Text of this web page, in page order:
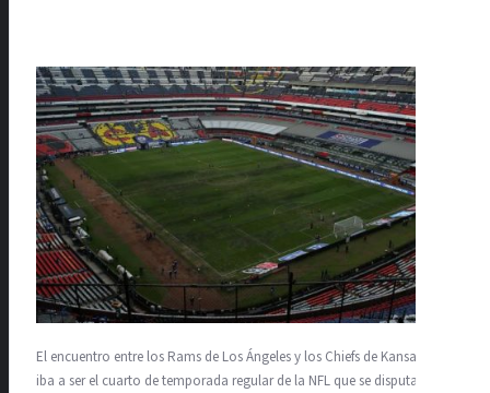
El encuentro entre los Rams de Los Ángeles y los Chiefs de Kansas City,
iba a ser el cuarto de temporada regular de la NFL que se disputara en